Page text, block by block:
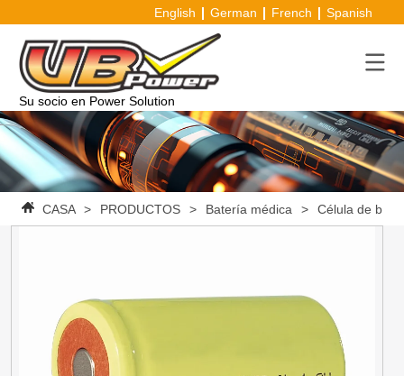
English German French Spanish
Su socio en Power Solution
CASA > PRODUCTOS > Batería médica > Célula de